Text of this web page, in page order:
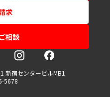
求
相談
新宿センタービルMB1
5678